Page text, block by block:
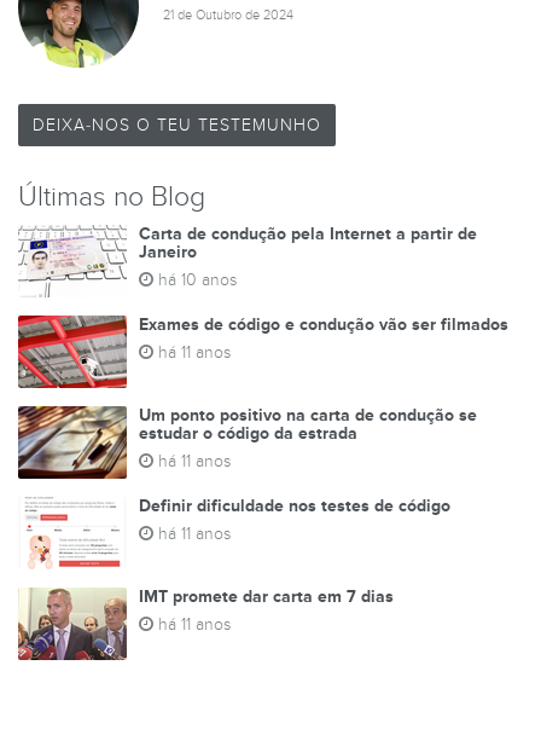
21 de Outubro de 2024
DEIXA-NOS O TEU TESTEMUNHO
Últimas no Blog
Carta de condução pela Internet a partir de
Janeiro
há 10 anos
Exames de código e condução vão ser filmados
há 11 anos
Um ponto positivo na carta de condução se
estudar o código da estrada
há 11 anos
Definir dificuldade nos testes de código
há 11 anos
IMT promete dar carta em 7 dias
há 11 anos